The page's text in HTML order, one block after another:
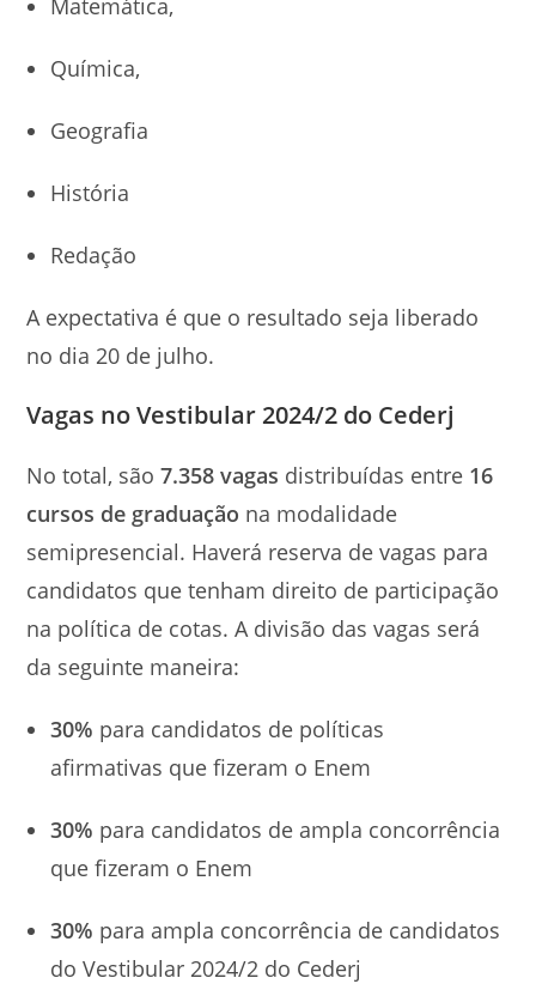
Matemática,
Química,
Geografia
História
Redação
A expectativa é que o resultado seja liberado
no dia 20 de julho.
Vagas no Vestibular 2024/2 do Cederj
No total, são 7.358 vagas distribuídas entre 16
cursos de graduação na modalidade
semipresencial. Haverá reserva de vagas para
candidatos que tenham direito de participação
na política de cotas. A divisão das vagas será
da seguinte maneira:
30% para candidatos de políticas
afirmativas que fizeram o Enem
30% para candidatos de ampla concorrência
que fizeram o Enem
30% para ampla concorrência de candidatos
do Vestibular 2024/2 do Cederj